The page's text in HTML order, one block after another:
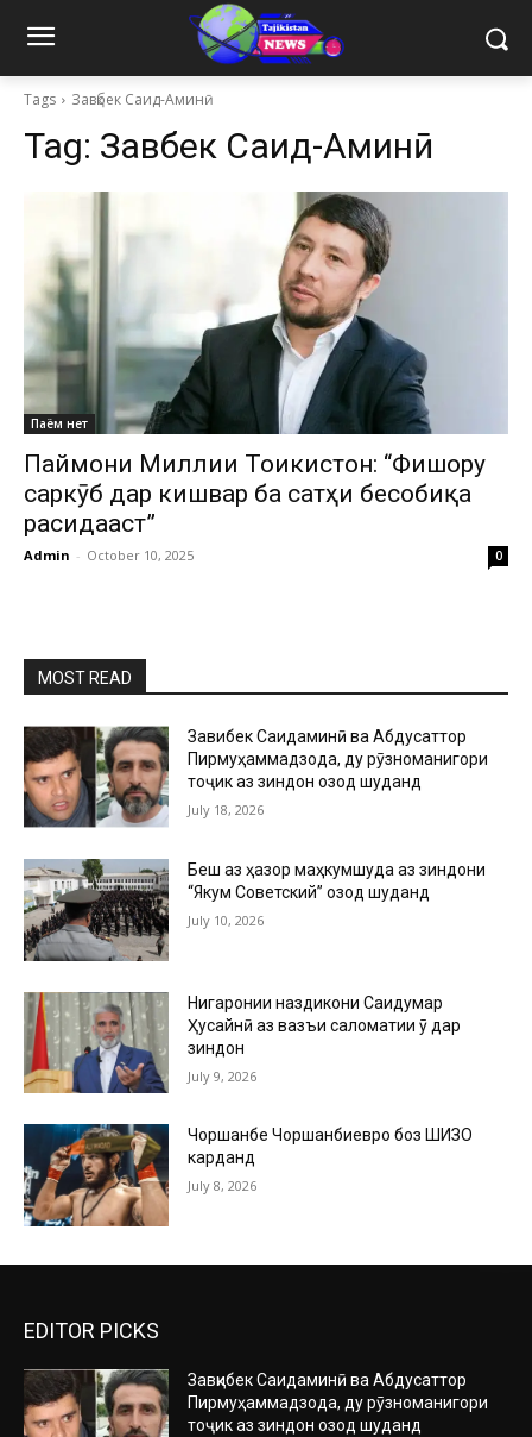
Tags Завқбек Саид-Аминӣ
Tag: Завқбек Саид-Аминӣ
Паём нет
Паймони Миллии Тоҷикистон: “Фишору
саркӯб дар кишвар ба сатҳи бесобиқа
расидааст”
Admin - October 10, 2025 0
MOST READ
Завқибек Саидаминӣ ва Абдусаттор
Пирмуҳаммадзода, ду рӯзноманигори
тоҷик аз зиндон озод шуданд
July 18, 2026
Беш аз ҳазор маҳкумшуда аз зиндони
“Якум Советский” озод шуданд
July 10, 2026
Нигаронии наздикони Саидумар
Ҳусайнӣ аз вазъи саломатии ӯ дар
зиндон
July 9, 2026
Чоршанбе Чоршанбиевро боз ШИЗО
карданд
July 8, 2026
EDITOR PICKS
Завқибек Саидаминӣ ва Абдусаттор
Пирмуҳаммадзода, ду рӯзноманигори
тоҷик аз зиндон озод шуданд